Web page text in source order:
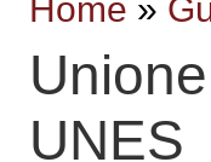
Home »
UNES